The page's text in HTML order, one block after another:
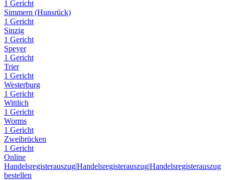
1 Gericht
Simmern (Hunsrück)
1 Gericht
Sinzig
1 Gericht
Speyer
1 Gericht
Trier
1 Gericht
Westerburg
1 Gericht
Wittlich
1 Gericht
Worms
1 Gericht
Zweibrücken
1 Gericht
Online
Handelsregisterauszug|Handelsregisterauszug|Handelsregisterauszug
bestellen